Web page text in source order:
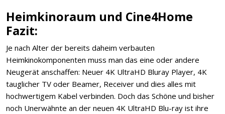
Heimkinoraum und Cine4Home
Fazit:
Je nach Alter der bereits daheim verbauten
Heimkinokomponenten muss man das eine oder andere
Neugerät anschaffen: Neuer 4K UltraHD Bluray Player, 4K
tauglicher TV oder Beamer, Receiver und dies alles mit
hochwertigem Kabel verbinden. Doch das Schöne und bisher
noch Unerwähnte an der neuen 4K UltraHD Blu-ray ist ihre